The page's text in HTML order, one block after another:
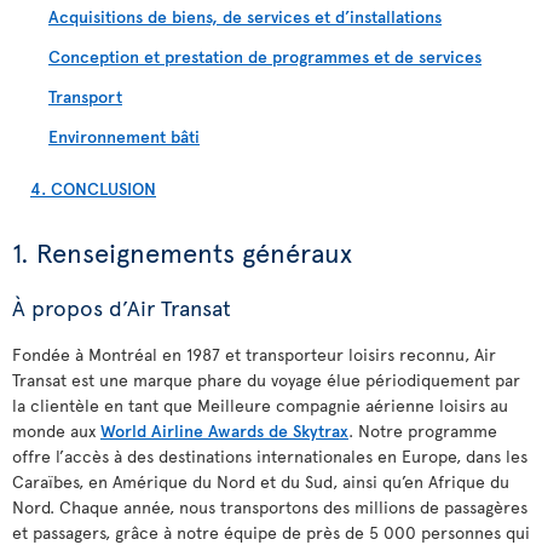
Acquisitions de biens, de services et d’installations
Conception et prestation de programmes et de services
Transport
Environnement bâti
4. CONCLUSION
1. Renseignements généraux
À propos d’Air Transat
Fondée à Montréal en 1987 et transporteur loisirs reconnu, Air
Transat est une marque phare du voyage élue périodiquement par
la clientèle en tant que Meilleure compagnie aérienne loisirs au
monde aux World Airline Awards de Skytrax. Notre programme
offre l’accès à des destinations internationales en Europe, dans les
Caraïbes, en Amérique du Nord et du Sud, ainsi qu’en Afrique du
Nord. Chaque année, nous transportons des millions de passagères
et passagers, grâce à notre équipe de près de 5 000 personnes qui